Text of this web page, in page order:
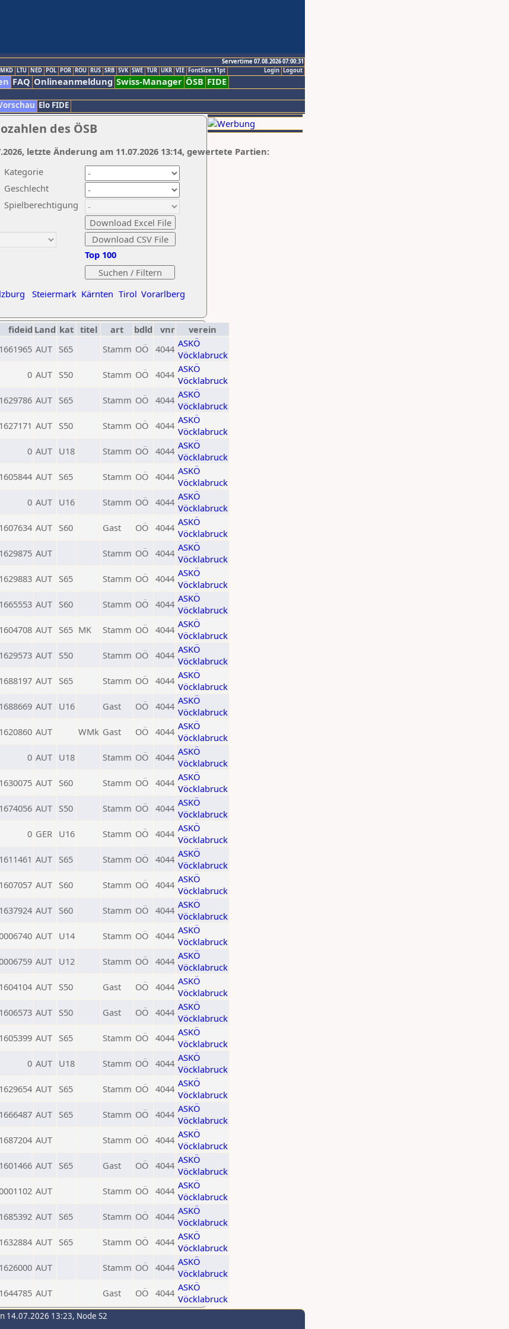
Servertime 07.08.2026 07:00:31
Logout
Login
MKD LTU NED POL POR ROU RUS SRB SVK SWE TUR UKR VIE FontSize:11pt
FAQ Onlineanmeldung Swiss-Manager ÖSB FIDE
Elo FIDE
des ÖSB
Kategorie
Geschlecht
Spielberechtigung
Steiermark Kärnten Tirol Vorarlberg
Top 100
letzte Änderung am 11.07.2026 13:14, gewertete Partien:
fideid Land kat titel art bdld vnr
verein
1661965 AUT S65 Stamm OÖ 4044 ASKÖ
Vöcklabruck
0 AUT S50 Stamm OÖ 4044 ASKÖ
Vöcklabruck
1629786 AUT S65 Stamm OÖ 4044 ASKÖ
Vöcklabruck
1627171 AUT S50 Stamm OÖ 4044 ASKÖ
Vöcklabruck
0 AUT U18 Stamm OÖ 4044 ASKÖ
Vöcklabruck
1605844 AUT S65 Stamm OÖ 4044 ASKÖ
Vöcklabruck
0 AUT U16 Stamm OÖ 4044 ASKÖ
Vöcklabruck
1607634 AUT S60 Gast OÖ 4044 ASKÖ
Vöcklabruck
1629875 AUT Stamm OÖ 4044 ASKÖ
Vöcklabruck
1629883 AUT S65 Stamm OÖ 4044 ASKÖ
Vöcklabruck
1665553 AUT S60 Stamm OÖ 4044 ASKÖ
Vöcklabruck
1604708 AUT S65 MK Stamm OÖ 4044 ASKÖ
Vöcklabruck
1629573 AUT S50 Stamm OÖ 4044 ASKÖ
Vöcklabruck
1688197 AUT S65 Stamm OÖ 4044 ASKÖ
Vöcklabruck
1688669 AUT U16 Gast OÖ 4044 ASKÖ
Vöcklabruck
1620860 AUT WMk Gast OÖ 4044 ASKÖ
Vöcklabruck
0 AUT U18 Stamm OÖ 4044 ASKÖ
Vöcklabruck
1630075 AUT S60 Stamm OÖ 4044 ASKÖ
Vöcklabruck
1674056 AUT S50 Stamm OÖ 4044 ASKÖ
Vöcklabruck
0 GER U16 Stamm OÖ 4044 ASKÖ
Vöcklabruck
1611461 AUT S65 Stamm OÖ 4044 ASKÖ
Vöcklabruck
1607057 AUT S60 Stamm OÖ 4044 ASKÖ
Vöcklabruck
1637924 AUT S60 Stamm OÖ 4044 ASKÖ
Vöcklabruck
AUT U14 Stamm OÖ 4044 ASKÖ
Vöcklabruck
AUT U12 Stamm OÖ 4044 ASKÖ
Vöcklabruck
1604104 AUT S50 Gast OÖ 4044 ASKÖ
Vöcklabruck
1606573 AUT S50 Gast OÖ 4044 ASKÖ
Vöcklabruck
1605399 AUT S65 Stamm OÖ 4044 ASKÖ
Vöcklabruck
0 AUT U18 Stamm OÖ 4044 ASKÖ
Vöcklabruck
1629654 AUT S65 Stamm OÖ 4044 ASKÖ
Vöcklabruck
1666487 AUT S65 Stamm OÖ 4044 ASKÖ
Vöcklabruck
1687204 AUT Stamm OÖ 4044 ASKÖ
Vöcklabruck
1601466 AUT S65 Gast OÖ 4044 ASKÖ
Vöcklabruck
AUT Stamm OÖ 4044 ASKÖ
Vöcklabruck
1685392 AUT S65 Stamm OÖ 4044 ASKÖ
Vöcklabruck
1632884 AUT S65 Stamm OÖ 4044 ASKÖ
Vöcklabruck
1626000 AUT Stamm OÖ 4044 ASKÖ
Vöcklabruck
1644785 AUT Gast OÖ 4044 ASKÖ
Vöcklabruck
14.07.2026 13:23, Node S2